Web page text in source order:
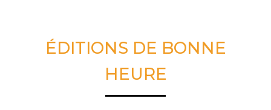
ÉDITIONS DE BONNE
HEURE